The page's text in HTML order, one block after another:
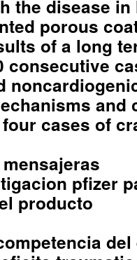
the disease in
porous
of a long
consecutive
and
cases of
pfizer
producto